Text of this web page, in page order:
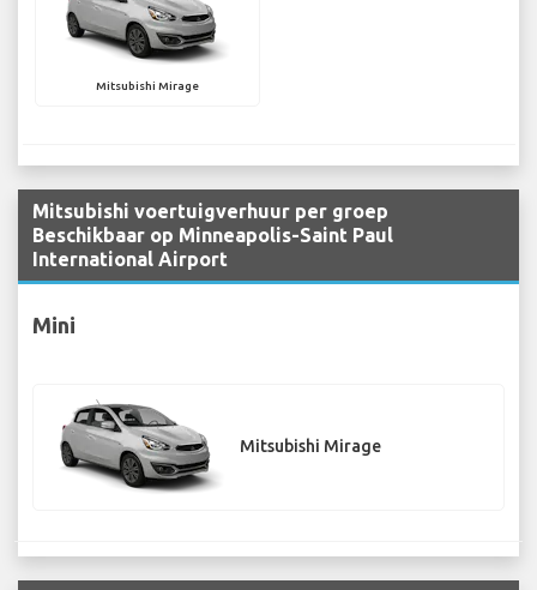
Mitsubishi Mirage
Mitsubishi voertuigverhuur per groep
Beschikbaar op Minneapolis-Saint Paul
International Airport
Mini
Mitsubishi Mirage